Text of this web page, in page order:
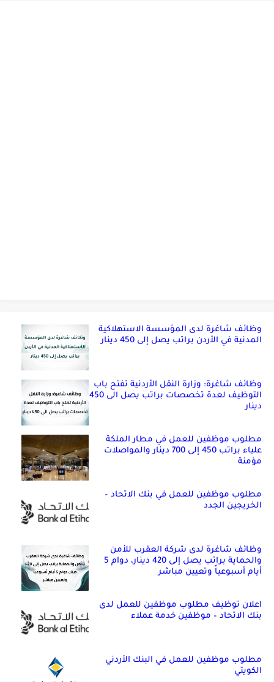
وظائف شاغرة لدى المؤسسة الاستهلاكية
المدنية في الأردن براتب يصل إلى 450 دينار
وظائف شاغرة: وزارة النقل الأردنية تفتح باب
التوظيف لعدة تخصصات براتب يصل الى 450
دينار
مطلوب موظفين للعمل في مطار الملكة
علياء براتب 450 إلى 700 دينار والمواصلات
مؤمنة
مطلوب موظفين للعمل في بنك الاتحاد –
الخريجين الجدد
وظائف شاغرة لدى شركة العقرب للأمن
والحماية براتب يصل إلى 420 دينار، دوام 5
أيام أسبوعياً وتعيين مباشر
اعلان توظيف مطلوب موظفين للعمل لدى
بنك الاتحاد – موظفين خدمة عملاء
مطلوب موظفين للعمل في البنك الأردني
الكويتي